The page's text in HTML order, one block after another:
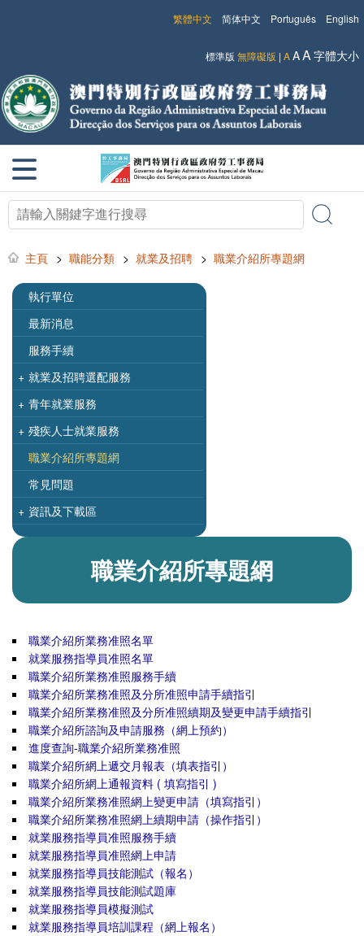
English
Português
简体中文
繁體中文
標準版 無障礙版 | AAA字體大小
主頁 > 職能分類 > 就業及招聘 > 職業介紹所專題網
執行單位
最新消息
服務手續
+ 就業及招聘選配服務
+ 青年就業服務
+ 殘疾人士就業服務
職業介紹所專題網
常見問題
+ 資訊及下載區
職業介紹所專題網
職業介紹所業務准照名單
就業服務指導員准照名單
職業介紹所業務准照服務手續
職業介紹所業務准照及分所准照申請手續指引
職業介紹所業務准照及分所准照續期及變更申請手續指引
職業介紹所諮詢及申請服務（網上預約）
進度查詢-職業介紹所業務准照
職業介紹所網上遞交月報表 （填表指引 ）
職業介紹所網上通報資料 ( 填寫指引 )
職業介紹所業務准照網上變更申請 （填寫指引）
職業介紹所業務准照網上續期申請（操作指引）
就業服務指導員准照服務手續
就業服務指導員准照網上申請
就業服務指導員技能測試（報名）
就業服務指導員技能測試題庫
就業服務指導員模擬測試
就業服務指導員培訓課程（網上報名）